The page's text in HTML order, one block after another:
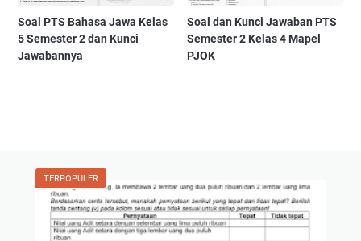
Soal PTS Bahasa Jawa Kelas
5 Semester 2 dan Kunci
Jawabannya
Soal dan Kunci Jawaban PTS
Semester 2 Kelas 4 Mapel
PJOK
TERPOPULER